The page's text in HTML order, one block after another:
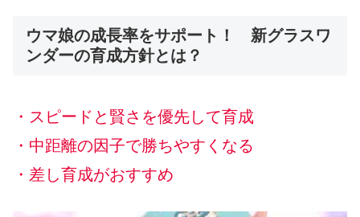
ウマ娘の成長率をサポート！ 新グラスワ
ンダーの育成方針とは？
・スピードと賢さを優先して育成
・中距離の因子で勝ちやすくなる
・差し育成がおすすめ